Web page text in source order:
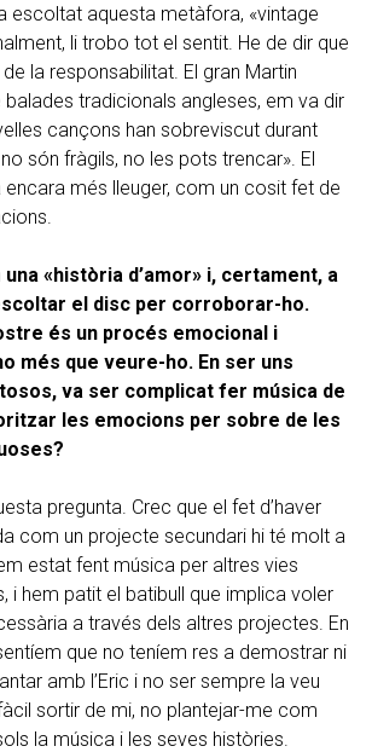
escoltat aquesta metàfora, «vintage
li trobo tot el sentit. He de dir que
la responsabilitat. El gran Martin
balades tradicionals angleses, em va dir
cançons han sobreviscut durant
són fràgils, no les pots trencar». El
més lleuger, com un cosit fet de
«història d’amor» i, certament, a
el disc per corroborar-ho.
és un procés emocional i
més que veure-ho. En ser uns
va ser complicat fer música de
les emocions per sobre de les
pregunta. Crec que el fet d’haver
com un projecte secundari hi té molt a
estat fent música per altres vies
i hem patit el batibull que implica voler
a través dels altres projectes. En
que no teníem res a demostrar ni
amb l’Eric i no ser sempre la veu
sortir de mi, no plantejar-me com
la música i les seves històries.